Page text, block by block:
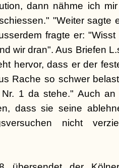
dann nähme ich
"Weiter sagte
fragte er:
wir dran". Aus Briefen
hervor, dass er der
Rache so schwer
1 da stehe." Auch an
dass sie seine
nicht